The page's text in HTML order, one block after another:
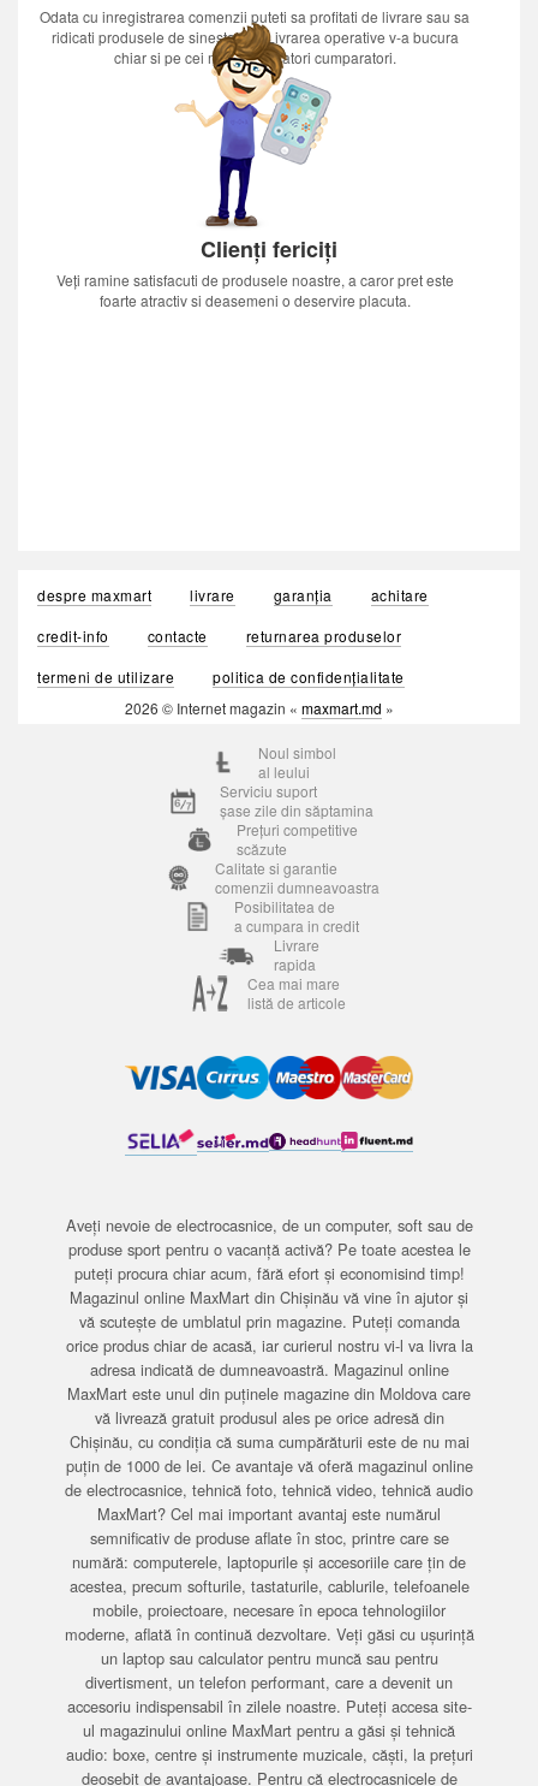
Odata cu inregistrarea comenzii puteti sa profitati de livrare sau sa
ridicati produsele de sinestatator.Livrarea operative v-a bucura
chiar si pe cei mai nerabdatori cumparatori.
Clienți fericiți
Veți ramine satisfacuti de produsele noastre, a caror pret este
foarte atractiv si deasemeni o deservire placuta.
despre maxmart livrare garanția
achitare
credit-info
contacte
returnarea produselor
termeni de utilizare
politica de confidențialitate
2026 © Internet magazin « maxmart.md »
Noul simbol
al leului
Serviciu suport
șase zile din săptamina
Prețuri competitive
scăzute
Calitate si garantie
comenzii dumneavoastra
Posibilitatea de
a cumpara in credit
Livrare
rapida
Cea mai mare
listă de articole
Aveți nevoie de electrocasnice, de un computer, soft sau de
produse sport pentru o vacanță activă? Pe toate acestea le
puteți procura chiar acum, fără efort și economisind timp!
Magazinul online MaxMart din Chișinău vă vine în ajutor și
vă scutește de umblatul prin magazine. Puteți comanda
orice produs chiar de acasă, iar curierul nostru vi-l va livra la
adresa indicată de dumneavoastră. Magazinul online
MaxMart este unul din puținele magazine din Moldova care
vă livrează gratuit produsul ales pe orice adresă din
Chișinău, cu condiția că suma cumpărăturii este de nu mai
puțin de 1000 de lei. Ce avantaje vă oferă magazinul online
de electrocasnice, tehnică foto, tehnică video, tehnică audio
MaxMart? Cel mai important avantaj este numărul
semnificativ de produse aflate în stoc, printre care se
numără: computerele, laptopurile și accesoriile care țin de
acestea, precum softurile, tastaturile, cablurile, telefoanele
mobile, proiectoare, necesare în epoca tehnologiilor
moderne, aflată în continuă dezvoltare. Veți găsi cu ușurință
un laptop sau calculator pentru muncă sau pentru
divertisment, un telefon performant, care a devenit un
accesoriu indispensabil în zilele noastre. Puteți accesa site-
ul magazinului online MaxMart pentru a găsi și tehnică
audio: boxe, centre și instrumente muzicale, căști, la prețuri
deosebit de avantajoase. Pentru că electrocasnicele de